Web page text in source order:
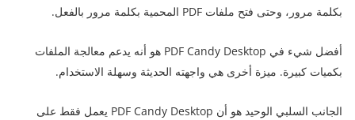
بكلمة مرور، وحتى فتح ملفات PDF المحمية بكلمة مرور بالفعل.
أفضل شيء في PDF Candy Desktop هو أنه يدعم معالجة الملفات
بكميات كبيرة. ميزة أخرى هي واجهته الحديثة وسهلة الاستخدام.
الجانب السلبي الوحيد هو أن PDF Candy Desktop يعمل فقط على